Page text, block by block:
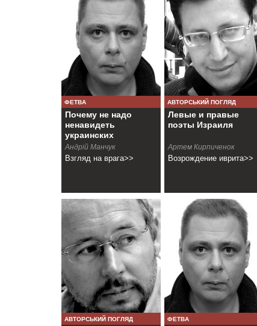
ФЕТВА
Почему не надо
ненавидеть
украинских
националистов
Андрій Манчук
Взгляд на врага>>
АВТОРСЬКИЙ ПОГЛЯД
Левые и правые
поэты Израиля
Артем Кирпиченок
Возрождение иврита>>
АВТОРСЬКИЙ ПОГЛЯД ФЕТВА